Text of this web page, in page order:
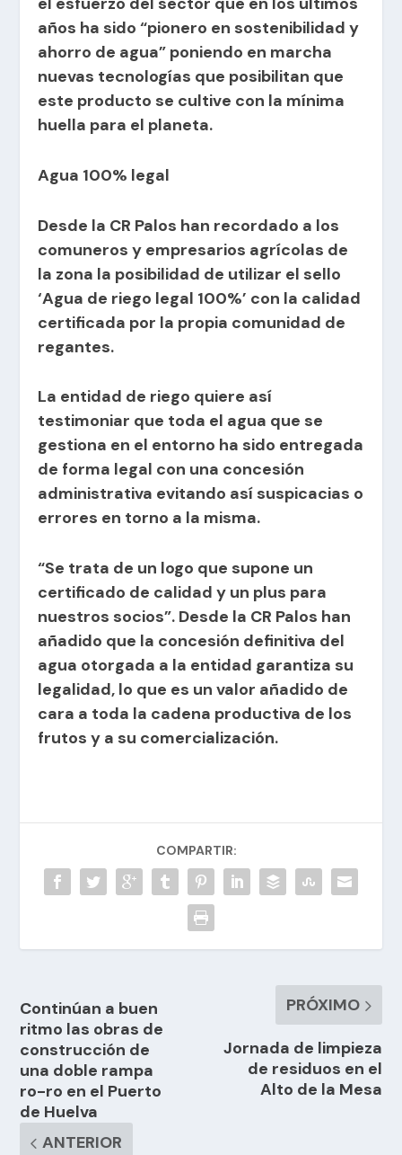
años ha sido “pionero en sostenibilidad y
ahorro de agua” poniendo en marcha
nuevas tecnologías que posibilitan que
este producto se cultive con la mínima
huella para el planeta.
Agua 100% legal
Desde la CR Palos han recordado a los
comuneros y empresarios agrícolas de
la zona la posibilidad de utilizar el sello
‘Agua de riego legal 100%’ con la calidad
certificada por la propia comunidad de
regantes.
La entidad de riego quiere así
testimoniar que toda el agua que se
gestiona en el entorno ha sido entregada
de forma legal con una concesión
administrativa evitando así suspicacias o
errores en torno a la misma.
“Se trata de un logo que supone un
certificado de calidad y un plus para
nuestros socios”. Desde la CR Palos han
añadido que la concesión definitiva del
agua otorgada a la entidad garantiza su
legalidad, lo que es un valor añadido de
cara a toda la cadena productiva de los
frutos y a su comercialización.
COMPARTIR:
Continúan a buen
ritmo las obras de
construcción de
una doble rampa
ro-ro en el Puerto
de Huelva
ANTERIOR
PRÓXIMO
Jornada de limpieza
de residuos en el
Alto de la Mesa